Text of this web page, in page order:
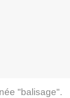
"balisage".